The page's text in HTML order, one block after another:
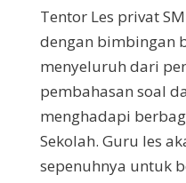
Tentor Les privat
dengan bimbingan
menyeluruh dari
pembahasan soal
menghadapi
Sekolah. Guru les
sepenuhnya untuk